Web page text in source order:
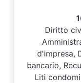
Diritto
d'impresa,
bancario,
Liti